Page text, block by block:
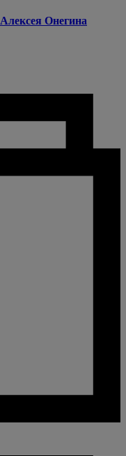
Алексея Онегина